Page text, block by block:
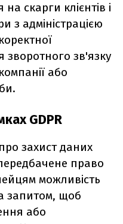
скарги клієнтів і
з адміністрацією
зворотного зв'язку
або
GDPR
захист даних
право
можливість
запитом, щоб
або